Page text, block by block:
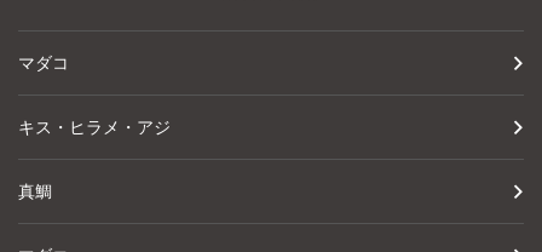
マダコ
キス・ヒラメ・アジ
真鯛